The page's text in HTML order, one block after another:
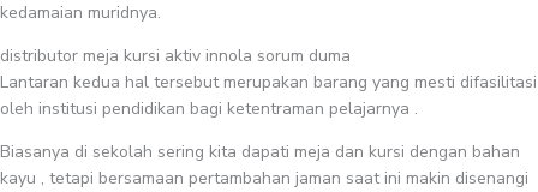
kedamaian muridnya.
distributor meja kursi aktiv innola sorum duma
Lantaran kedua hal tersebut merupakan barang yang mesti difasilitasi
oleh institusi pendidikan bagi ketentraman pelajarnya .
Biasanya di sekolah sering kita dapati meja dan kursi dengan bahan
kayu , tetapi bersamaan pertambahan jaman saat ini makin disenangi